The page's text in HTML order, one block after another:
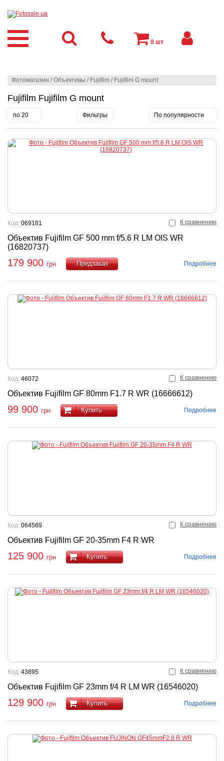
Фотомагазин /Объективы / Fujifilm / Fujifilm G mount
Fujifilm Fujifilm G mount
по 20 Фильтры По популярности
К сравнению
Объектив Fujifilm GF 500 mm f/5.6 R LM OIS WR
(16820737)
Код: 069181
179 900 грн
Подробнее
К сравнению
Объектив Fujifilm GF 80mm F1.7 R WR (16666612)
Код: 46072
99 900 грн Купить Подробнее
К сравнению
Объектив Fujifilm GF 20-35mm F4 R WR
Код: 064569
125 900 грн Купить Подробнее
К сравнению
Объектив Fujifilm GF 23mm f/4 R LM WR (16546020)
Код: 43895
129 900 грн Купить Подробнее
0 шт